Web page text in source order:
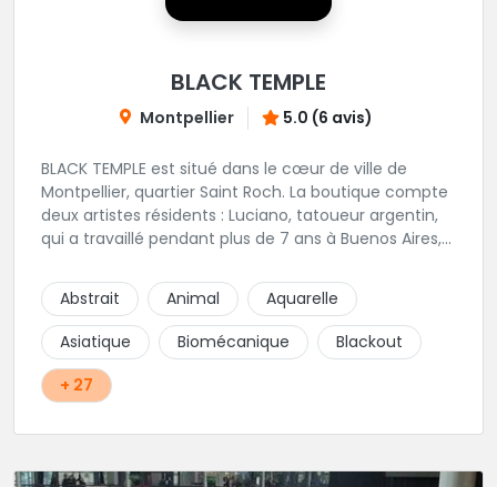
BLACK TEMPLE
Montpellier 5.0 (6 avis)
BLACK TEMPLE est situé dans le cœur de ville de
Montpellier, quartier Saint Roch. La boutique compte
deux artistes résidents : Luciano, tatoueur argentin,
qui a travaillé pendant plus de 7 ans à Buenos Aires,
qui a travaillé dans plusieurs boutiques de la ville
avant de rejoindre notre équipe. La boutique
accueille plusieurs artistes tatoueurs en tant que
guests tout au long de l'année afin de proposer
d'autres styles.
Abstrait Animal
Aquarelle
Asiatique
Biomécanique
Blackout
+ 27